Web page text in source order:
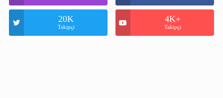
20K
Takipçi
4K+
Takipçi